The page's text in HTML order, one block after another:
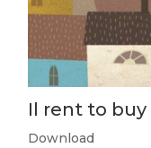
Il rent to buy
Download